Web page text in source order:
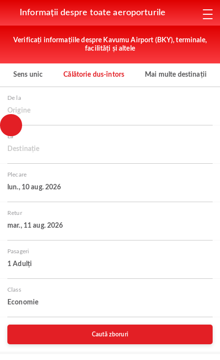
Informații despre toate aeroporturile
Verificați informațiile despre Kavumu Airport (BKY), terminale,
facilități și altele
Sens unic Călătorie dus-întors Mai multe destinații
De la
Origine
La
Destinație
Plecare
lun., 10 aug. 2026
Retur
mar., 11 aug. 2026
Pasageri
1 Adulți
Class
Economie
Caută zboruri